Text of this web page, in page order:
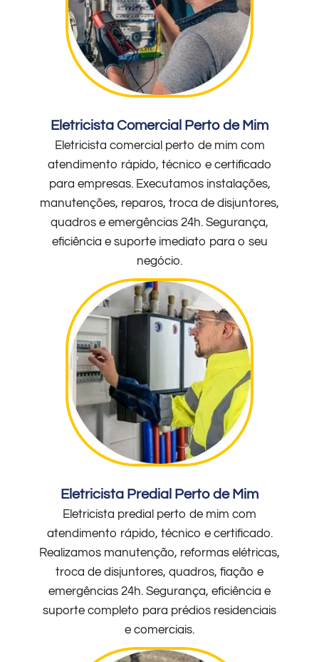
Eletricista Comercial Perto de Mim
Eletricista comercial perto de mim com
atendimento rápido, técnico e certificado
para empresas. Executamos instalações,
manutenções, reparos, troca de disjuntores,
quadros e emergências 24h. Segurança,
eficiência e suporte imediato para o seu
negócio.
Eletricista Predial Perto de Mim
Eletricista predial perto de mim com
atendimento rápido, técnico e certificado.
Realizamos manutenção, reformas elétricas,
troca de disjuntores, quadros, fiação e
emergências 24h. Segurança, eficiência e
suporte completo para prédios residenciais
e comerciais.